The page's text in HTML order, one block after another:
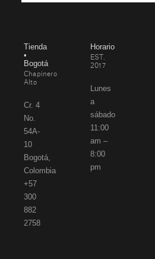
Tienda
•
Bogotá
Chapinero
Alto
Cr. 4
No.
54A-
10
Bogotá,
Colombia
+57
300
882
2758
Horario
EST.
2017
Lunes
a
sábado
11:00
am –
8:00
pm